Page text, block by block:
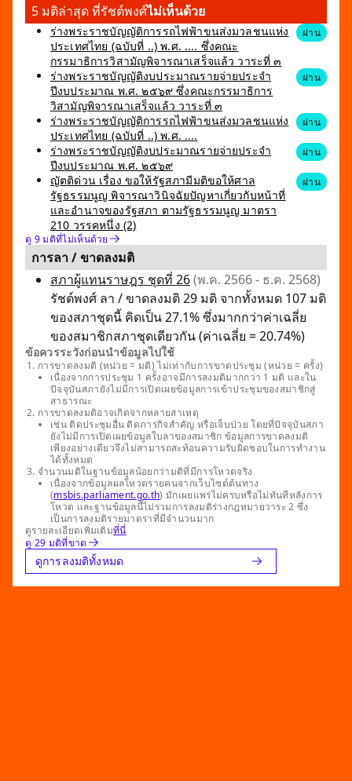
5 มติล่าสุด ที่รัชต์พงศ์ไม่เห็นด้วย
ร่างพระราชบัญญัติการรถไฟฟ้าขนส่งมวลชนแห่ง
ประเทศไทย (ฉบับที่ ..) พ.ศ. .... ซึ่งคณะ
กรรมาธิการวิสามัญพิจารณาเสร็จแล้ว วาระที่ ๓
ผ่าน
ร่างพระราชบัญญัติงบประมาณรายจ่ายประจำ
ปีงบประมาณ พ.ศ. ๒๕๖๙ ซึ่งคณะกรรมาธิการ
วิสามัญพิจารณาเสร็จแล้ว วาระที่ ๓
ผ่าน
ร่างพระราชบัญญัติการรถไฟฟ้าขนส่งมวลชนแห่ง
ประเทศไทย (ฉบับที่ ..) พ.ศ. ....
ผ่าน
ร่างพระราชบัญญัติงบประมาณรายจ่ายประจำ
ปีงบประมาณ พ.ศ. ๒๕๖๙
ผ่าน
ญัตติด่วน เรื่อง ขอให้รัฐสภามีมติขอให้ศาล
รัฐธรรมนูญ พิจารณาวินิจฉัยปัญหาเกี่ยวกับหน้าที่
และอำนาจของรัฐสภา ตามรัฐธรรมนูญ มาตรา
210 วรรคหนึ่ง (2)
ผ่าน
ดู 9 มติที่ไม่เห็นด้วย
การลา / ขาดลงมติ
สภาผู้แทนราษฎร ชุดที่ 26(พ.ค. 2566 - ธ.ค. 2568)
รัชต์พงศ์ ลา / ขาดลงมติ 29 มติ จากทั้งหมด 107 มติ
ของสภาชุดนี้ คิดเป็น 27.1% ซึ่งมากกว่าค่าเฉลี่ย
ของสมาชิกสภาชุดเดียวกัน (ค่าเฉลี่ย = 20.74%)
ข้อควรระวังก่อนนำข้อมูลไปใช้
การขาดลงมติ (หน่วย = มติ) ไม่เท่ากับการขาดประชุม (หน่วย = ครั้ง)
เนื่องจากการประชุม 1 ครั้งอาจมีการลงมติมากกว่า 1 มติ และใน
ปัจจุบันสภายังไม่มีการเปิดเผยข้อมูลการเข้าประชุมของสมาชิกสู่
สาธารณะ
การขาดลงมติอาจเกิดจากหลายสาเหตุ
เช่น ติดประชุมอื่น ติดภารกิจสำคัญ หรือเจ็บป่วย โดยที่ปัจจุบันสภา
ยังไม่มีการเปิดเผยข้อมูลใบลาของสมาชิก ข้อมูลการขาดลงมติ
เพียงอย่างเดียวจึงไม่สามารถสะท้อนความรับผิดชอบในการทำงาน
ได้ทั้งหมด
จำนวนมติในฐานข้อมูลน้อยกว่ามติที่มีการโหวตจริง
เนื่องจากข้อมูลผลโหวตรายคนจากเว็บไซต์ต้นทาง
(msbis.parliament.go.th) มักเผยแพร่ไม่ครบหรือไม่ทันทีหลังการ
โหวต และฐานข้อมูลนี้ไม่รวมการลงมติร่างกฎหมายวาระ 2 ซึ่ง
เป็นการลงมติรายมาตราที่มีจำนวนมาก
ดูรายละเอียดเพิ่มเติมที่นี่
ดู 29 มติที่ขาด
ดูการลงมติทั้งหมด